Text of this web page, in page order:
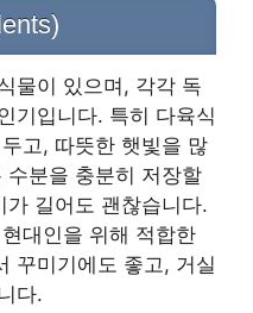
물이 있으며, 각각 독
기입니다. 특히 다육식
고, 따뜻한 햇빛을 많
수분을 충분히 저장할
길어도 괜찮습니다.
대인을 위해 적합한
꾸미기에도 좋고, 거실
다.